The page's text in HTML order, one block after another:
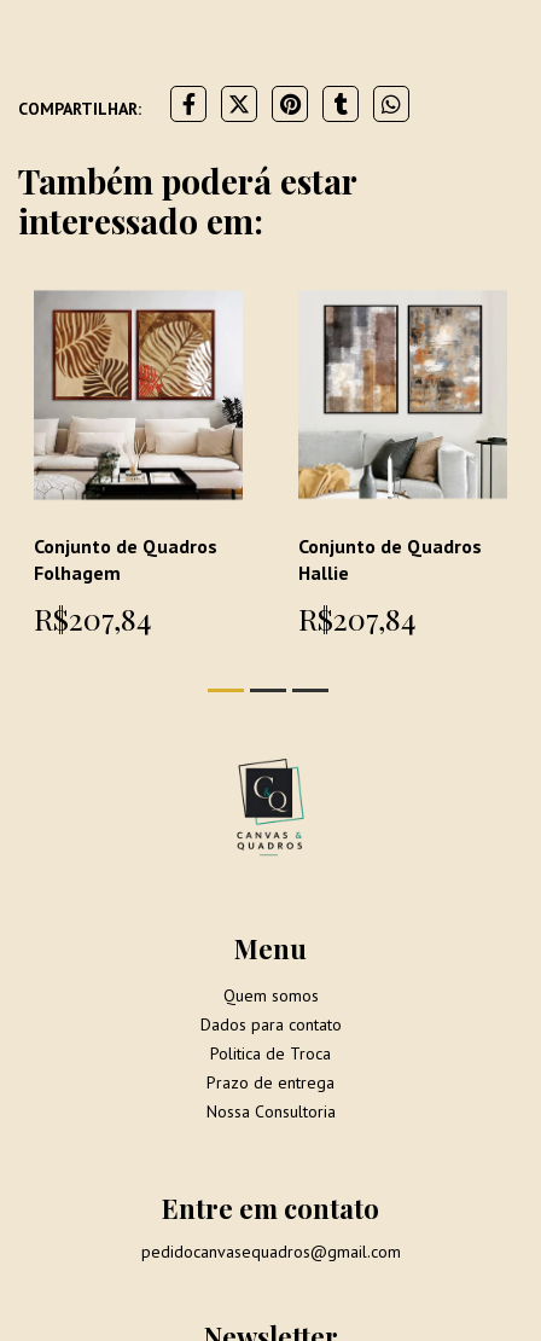
COMPARTILHAR:
Também poderá estar
interessado em:
Conjunto de Quadros
Folhagem
R$207,84
Conjunto de Quadros
Hallie
R$207,84
Menu
Quem somos
Dados para contato
Politica de Troca
Prazo de entrega
Nossa Consultoria
Entre em contato
pedidocanvasequadros@gmail.com